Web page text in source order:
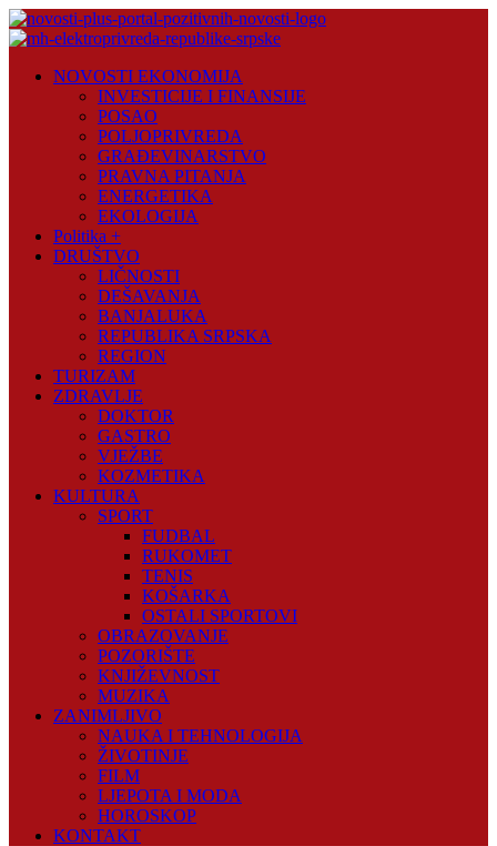
Skip
to
Plus
NOVOSTI EKONOMIJA
INVESTICIJE I FINANSIJE
POSAO
POLJOPRIVREDA
GRAĐEVINARSTVO
PRAVNA PITANJA
ENERGETIKA
EKOLOGIJA
Politika +
DRUŠTVO
LIČNOSTI
DEŠAVANJA
BANJALUKA
REPUBLIKA SRPSKA
REGION
TURIZAM
ZDRAVLJE
DOKTOR
GASTRO
VJEŽBE
KOZMETIKA
KULTURA
SPORT
FUDBAL
RUKOMET
TENIS
KOŠARKA
OSTALI SPORTOVI
OBRAZOVANJE
POZORIŠTE
KNJIŽEVNOST
MUZIKA
ZANIMLJIVO
NAUKA I TEHNOLOGIJA
ŽIVOTINJE
FILM
LJEPOTA I MODA
HOROSKOP
KONTAKT